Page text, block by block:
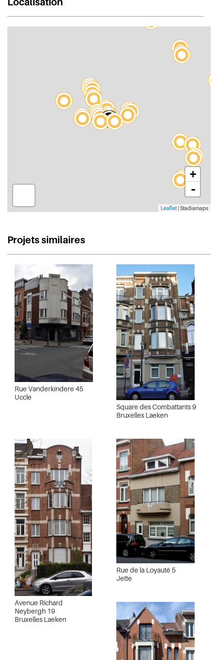
+
-
Leaflet | Stadiamaps
Projets similaires
Rue Vanderkindere 45
Uccle
Square des Combattants 9
Bruxelles Laeken
Avenue Richard
Neybergh 19
Bruxelles Laeken
Rue de la Loyauté 5
Jette